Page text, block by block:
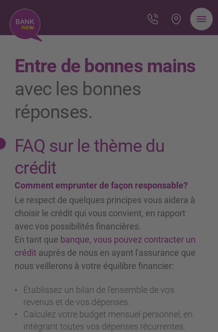
Entre de bonnes mains
avec les bonnes
réponses.
FAQ sur le thème du
crédit
Comment emprunter de façon responsable?
Le respect de quelques principes vous aidera à
choisir le crédit qui vous convient, en rapport
avec vos possibilités financières.
En tant que banque, vous pouvez contracter un
crédit auprès de nous en ayant l'assurance que
nous veillerons à votre équilibre financier:
Établissez un bilan de l’ensemble de vos
revenus et de vos dépenses.
Calculez votre budget mensuel personnel, en
intégrant toutes vos dépenses récurrentes.